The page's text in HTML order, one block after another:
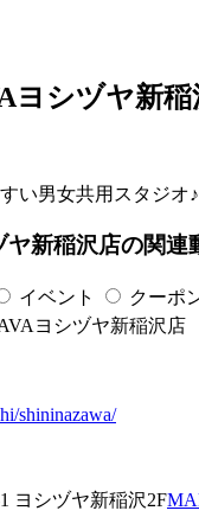
ヨシヅヤ新
い男女共用スタジオ
新稲沢店の関連
イベント
クーポ
ヨシヅヤ新稲沢店
shininazawa/
ヨシヅヤ新稲沢2F